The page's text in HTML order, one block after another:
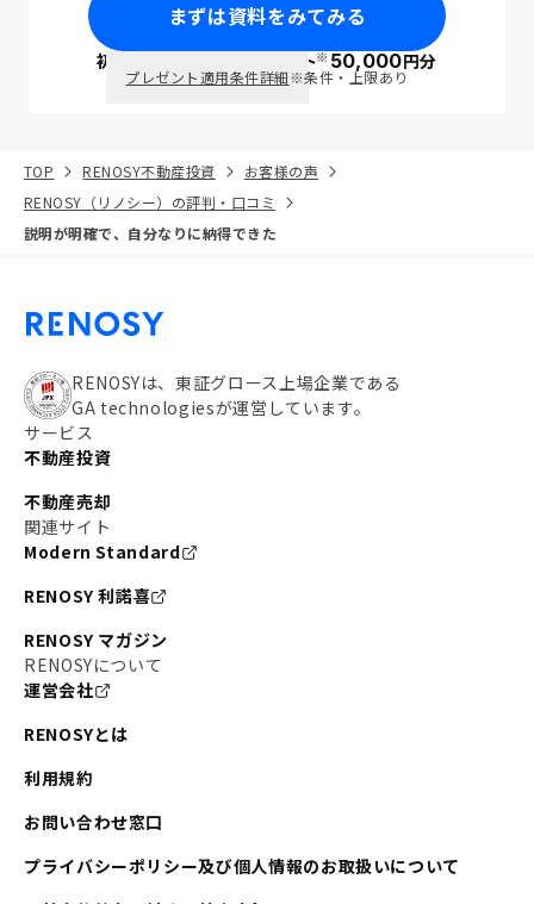
まずは資料をみてみる
初回面談で ポイント※50,000円分
プレゼント適用条件詳細※条件・上限あり
TOP RENOSY不動産投資
お客様の声
RENOSY（リノシー）の評判・口コミ
説明が明確で、自分なりに納得できた
RENOSYは、東証グロース上場企業である
GA technologiesが運営しています。
サービス
不動産投資
不動産売却
関連サイト
Modern Standard
RENOSY 利諾喜
RENOSY マガジン
RENOSYについて
運営会社
RENOSYとは
利用規約
お問い合わせ窓口
プライバシーポリシー及び個人情報のお取扱いについて